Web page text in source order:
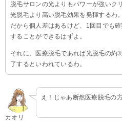
脱毛サロンの光よりもパワーが強いク
光脱毛より高い脱毛効果を発揮するわ。
だから個人差はあるけど、1回目でも
することができるはずよ。
それに、医療脱毛であれば光脱毛の約
了するといわれているわ。
カオリ
え！じゃあ断然医療脱毛の